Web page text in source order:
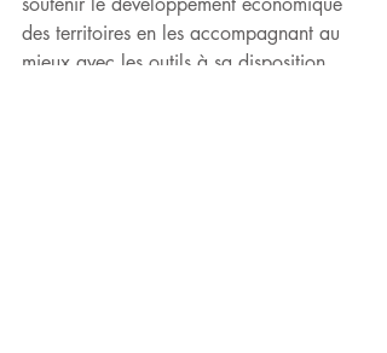
des territoires en les accompagnant au
mieux avec les outils à sa disposition.